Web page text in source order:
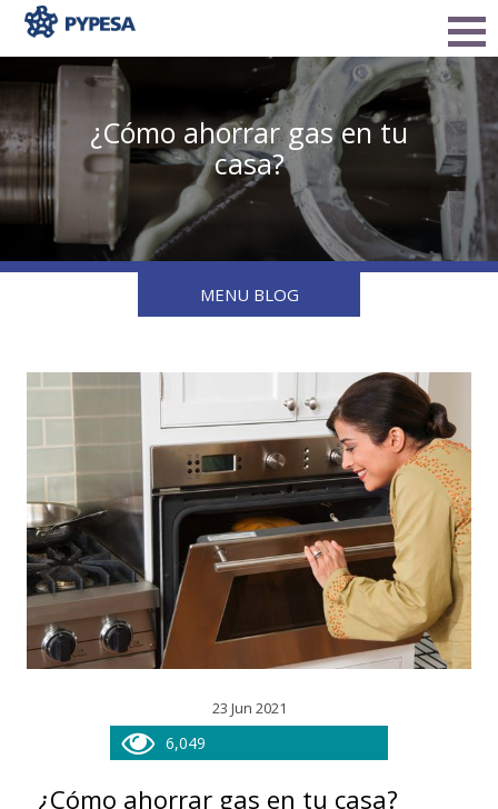
¿Cómo ahorrar gas en tu
casa?
MENU BLOG
23 Jun 2021
6,049
¿Cómo ahorrar gas en tu casa?